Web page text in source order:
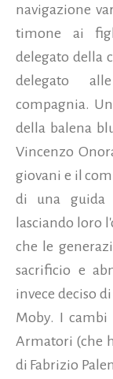
navigazione
timone ai
delegato della
delegato
compagnia.
della balena
Vincenzo
giovani e il
di una guida
lasciando loro
che le
sacrificio e
invece deciso
Moby. I cambi
Armatori (che
di Fabrizio